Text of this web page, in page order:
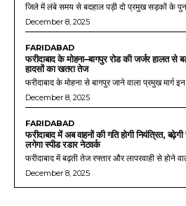
जिले में लंबे समय से बदहाल पड़ी दो प्रमुख सड़कों के
December 8, 2025
FARIDABAD
फरीदाबाद के मोहना–बागपुर रोड की जर्जर हालत
हादसों का खतरा तेज
फरीदाबाद के मोहना से बागपुर जाने वाला प्रमुख मार्ग
December 8, 2025
FARIDABAD
फरीदाबाद में अब वाहनों की गति होगी नियंत्रित,
लगेगा स्पीड रडार नेटवर्क
फरीदाबाद में बढ़ती तेज रफ्तार और लापरवाही से होने
December 8, 2025